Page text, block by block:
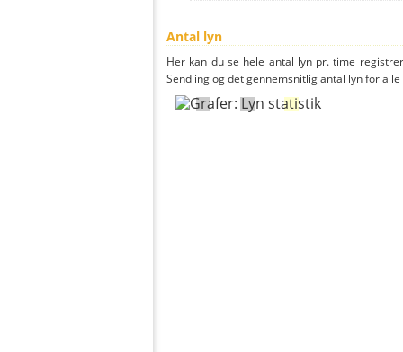
Antal lyn
Her kan du se hele antal lyn pr. time
Sendling og det gennemsnitlig antal lyn for